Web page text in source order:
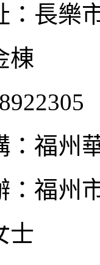
：長樂
棟
：福州
：福州
士